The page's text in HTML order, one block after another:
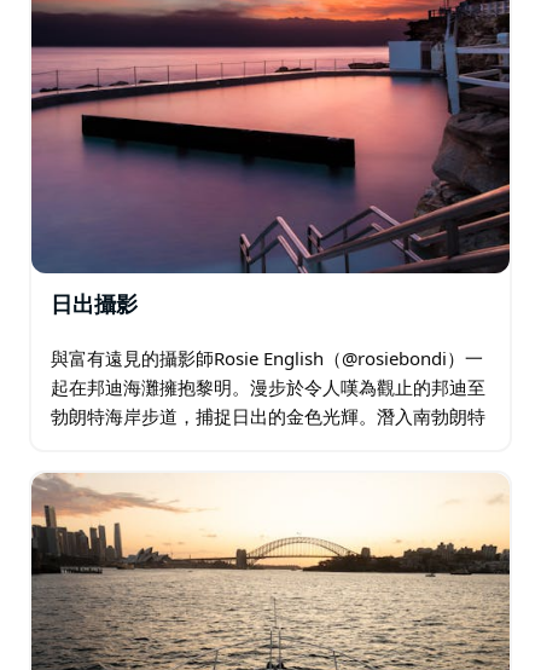
日出攝影
與富有遠見的攝影師Rosie English（@rosiebondi）一
起在邦迪海灘擁抱黎明。漫步於令人嘆為觀止的邦迪至
勃朗特海岸步道，捕捉日出的金色光輝。潛入南勃朗特
20多張紀念照片來珍惜這一刻…